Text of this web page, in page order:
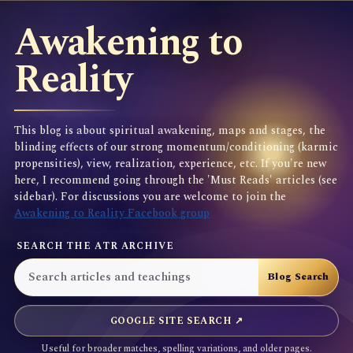
Awakening to
Reality
This blog is about spiritual awakening, maps and stages, the
blinding effects of our strong momentum/conditioning (karmic
propensities), view, realization, experience, etc. If you're new
here, I recommend going through the 'Must Reads' articles (see
sidebar). For discussions you are welcome to join the
Awakening to Reality Facebook group
SEARCH THE ATR ARCHIVE
GOOGLE SITE SEARCH ↗
Useful for broader matches, spelling variations, and older pages.